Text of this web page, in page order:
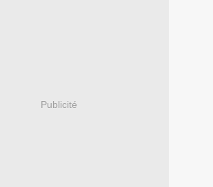
Publicité